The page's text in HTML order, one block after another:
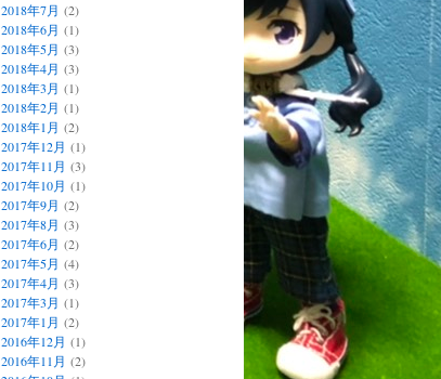
2018年7月 (2)
2018年6月 (1)
2018年5月 (3)
2018年4月 (3)
2018年3月 (1)
2018年2月 (1)
2018年1月 (2)
2017年12月 (1)
2017年11月 (3)
2017年10月 (1)
2017年9月 (2)
2017年8月 (3)
2017年6月 (2)
2017年5月 (4)
2017年4月 (3)
2017年3月 (1)
2017年1月 (2)
2016年12月 (1)
2016年11月 (2)